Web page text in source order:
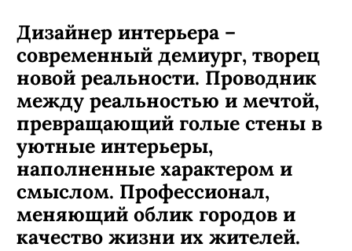
Дизайнер интерьера –
современный демиург, творец
новой реальности. Проводник
между реальностью и мечтой,
превращающий голые стены в
уютные интерьеры,
наполненные характером и
смыслом. Профессионал,
меняющий облик городов и
качество жизни их жителей.